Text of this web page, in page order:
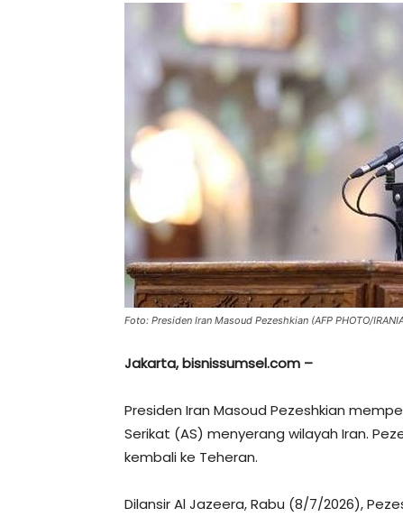
Foto: Presiden Iran Masoud Pezeshkian (AFP PHOTO/
Jakarta, bisnissumsel.com –
Presiden Iran Masoud Pezeshkian
Serikat (AS) menyerang wilayah Iran.
kembali ke Teheran.
Dilansir Al Jazeera, Rabu (8/7/2026),